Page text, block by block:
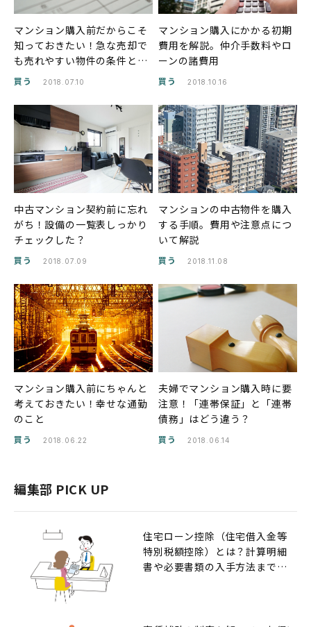
マンション購入前だからこそ
知っておきたい！急な売却で
も売れやすい物件の条件と
は？
買う 2018.07.10
マンション購入にかかる初期
費用を解説。仲介手数料やロ
ーンの諸費用
買う 2018.10.16
中古マンション契約前に忘れ
がち！設備の一覧表しっかり
チェックした？
買う 2018.07.09
マンションの中古物件を購入
する手順。費用や注意点につ
いて解説
買う 2018.11.08
マンション購入前にちゃんと
考えておきたい！幸せな通勤
のこと
買う 2018.06.22
夫婦でマンション購入時に要
注意！「連帯保証」と「連帯
債務」はどう違う？
買う 2018.06.14
編集部 PICK UP
住宅ローン控除（住宅借入金等
特別税額控除）とは？計算明細
書や必要書類の入手方法までの